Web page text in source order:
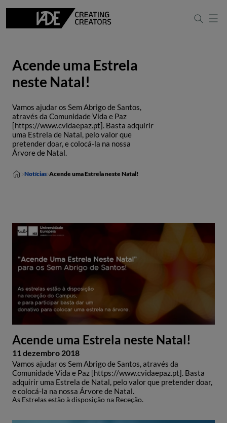
Acende uma Estrela
neste Natal!
Vamos ajudar os Sem Abrigo de Santos,
através da Comunidade Vida e Paz
[https://www.cvidaepaz.pt]. Basta adquirir
uma Estrela de Natal, pelo valor que
pretender doar, e colocá-la na nossa
Árvore de Natal.
Notícias Acende uma Estrela neste Natal!
Acende uma Estrela neste Natal!
11 dezembro 2018
Vamos ajudar os Sem Abrigo de Santos, através da
Comunidade Vida e Paz [https://www.cvidaepaz.pt]. Basta
adquirir uma Estrela de Natal, pelo valor que pretender doar,
e colocá-la na nossa Árvore de Natal.
As Estrelas estão à disposição na Receção.